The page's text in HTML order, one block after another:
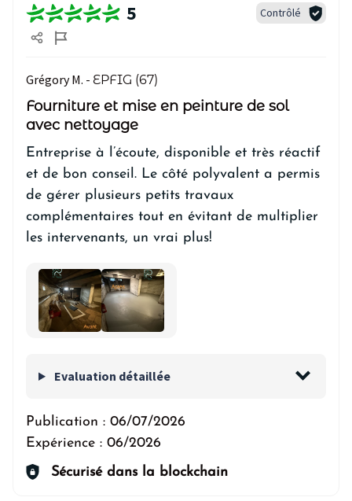
5 Contrôlé
Grégory M. - EPFIG (67)
Fourniture et mise en peinture de sol
avec nettoyage
Entreprise à l’écoute, disponible et très réactif
et de bon conseil. Le côté polyvalent a permis
de gérer plusieurs petits travaux
complémentaires tout en évitant de multiplier
les intervenants, un vrai plus!
Evaluation détaillée
Publication : 06/07/2026
Expérience : 06/2026
Sécurisé dans la blockchain